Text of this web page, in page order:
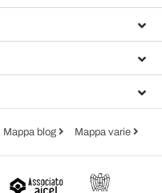
Mappa blog Mappa varie